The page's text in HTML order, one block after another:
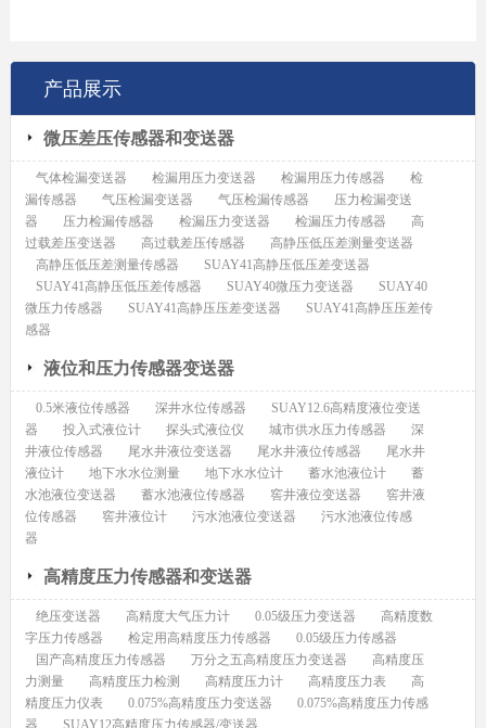
产品展示
微压差压传感器和变送器
气体检漏变送器 检漏用压力变送器 检漏用压力传感器
检
漏传感器
气压检漏变送器 气压检漏传感器
压力检漏变送
器
压力检漏传感器 检漏压力变送器 检漏压力传感器
高
过载差压变送器
高过载差压传感器
高静压低压差测量变送器
高静压低压差测量传感器
SUAY41高静压低压差变送器
SUAY41高静压低压差传感器
SUAY40微压力变送器
SUAY40
微压力传感器
SUAY41高静压压差变送器
SUAY41高静压压差传
感器
液位和压力传感器变送器
0.5米液位传感器 深井水位传感器
SUAY12.6高精度液位变送
器
投入式液位计 探头式液位仪 城市供水压力传感器
深
井液位传感器
尾水井液位变送器 尾水井液位传感器
尾水井
液位计
地下水水位测量 地下水水位计 蓄水池液位计
蓄
水池液位变送器
蓄水池液位传感器 窖井液位变送器
窖井液
位传感器
窖井液位计 污水池液位变送器
污水池液位传感
器
高精度压力传感器和变送器
绝压变送器 高精度大气压力计 0.05级压力变送器
高精度数
字压力传感器
检定用高精度压力传感器
0.05级压力传感器
国产高精度压力传感器
万分之五高精度压力变送器
高精度压
力测量
高精度压力检测 高精度压力计 高精度压力表
高
精度压力仪表
0.075%高精度压力变送器
0.075%高精度压力传感
器
SUAY12高精度压力传感器/变送器